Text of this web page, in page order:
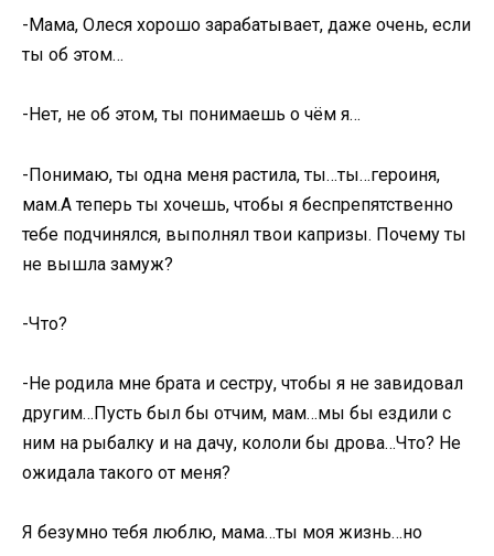
-Мама, Олеся хорошо зарабатывает, даже очень, если
ты об этом…
-Нет, не об этом, ты понимаешь о чём я…
-Понимаю, ты одна меня растила, ты…ты…героиня,
мам.А теперь ты хочешь, чтобы я беспрепятственно
тебе подчинялся, выполнял твои капризы. Почему ты
не вышла замуж?
-Что?
-Не родила мне брата и сестру, чтобы я не завидовал
другим…Пусть был бы отчим, мам…мы бы ездили с
ним на рыбалку и на дачу, кололи бы дрова…Что? Не
ожидала такого от меня?
Я безумно тебя люблю, мама…ты моя жизнь…но